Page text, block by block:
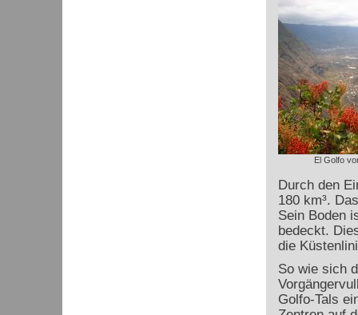
El Golfo
Durch den
180 km³.
Sein Boden
bedeckt.
die
So wie sich
Golfo-Tals